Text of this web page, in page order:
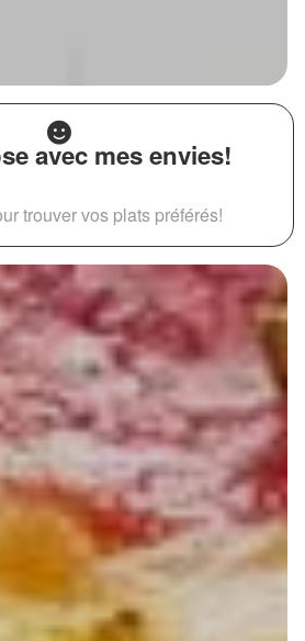
avec mes envies!
trouver vos plats préférés!